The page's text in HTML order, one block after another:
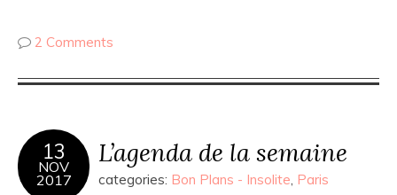
2 Comments
13
NOV
2017
L’agenda de la semaine
categories: Bon Plans - Insolite, Paris